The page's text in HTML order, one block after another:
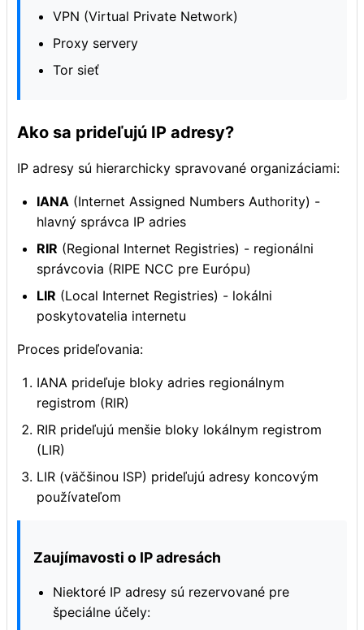
VPN (Virtual Private Network)
Proxy servery
Tor sieť
Ako sa prideľujú IP adresy?
IP adresy sú hierarchicky spravované organizáciami:
IANA (Internet Assigned Numbers Authority) -
hlavný správca IP adries
RIR (Regional Internet Registries) - regionálni
správcovia (RIPE NCC pre Európu)
LIR (Local Internet Registries) - lokálni
poskytovatelia internetu
Proces prideľovania:
IANA prideľuje bloky adries regionálnym
registrom (RIR)
RIR prideľujú menšie bloky lokálnym registrom
(LIR)
LIR (väčšinou ISP) prideľujú adresy koncovým
používateľom
Zaujímavosti o IP adresách
Niektoré IP adresy sú rezervované pre
špeciálne účely: